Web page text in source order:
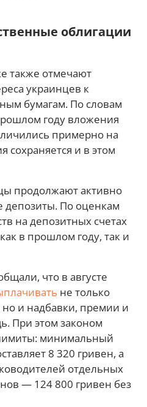
облигации
также отмечают
украинцев к
бумагам. По словам
году вложения
примерно на
сохраняется и в этом
продолжают активно
депозиты. По оценкам
на депозитных счетах
в прошлом году, так и
что в августе
не только
и надбавки, премии и
При этом законом
минимальный
8 320 гривен, а
отдельных
— 124 800 гривен без